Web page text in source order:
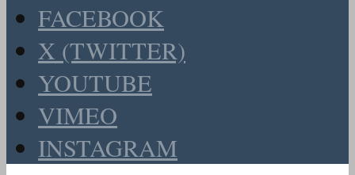
FACEBOOK
X (TWITTER)
YOUTUBE
VIMEO
INSTAGRAM